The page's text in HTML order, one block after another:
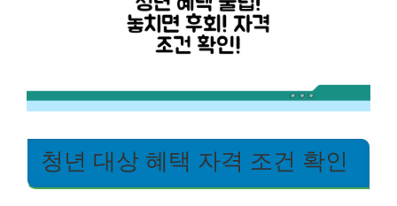
청년 대상 혜택 자격 조건 확인